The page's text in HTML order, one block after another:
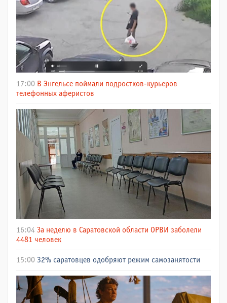
17:00 В Энгельсе поймали подростков-курьеров
телефонных аферистов
16:04 За неделю в Саратовской области ОРВИ заболели
4481 человек
15:00 32% саратовцев одобряют режим самозанятости